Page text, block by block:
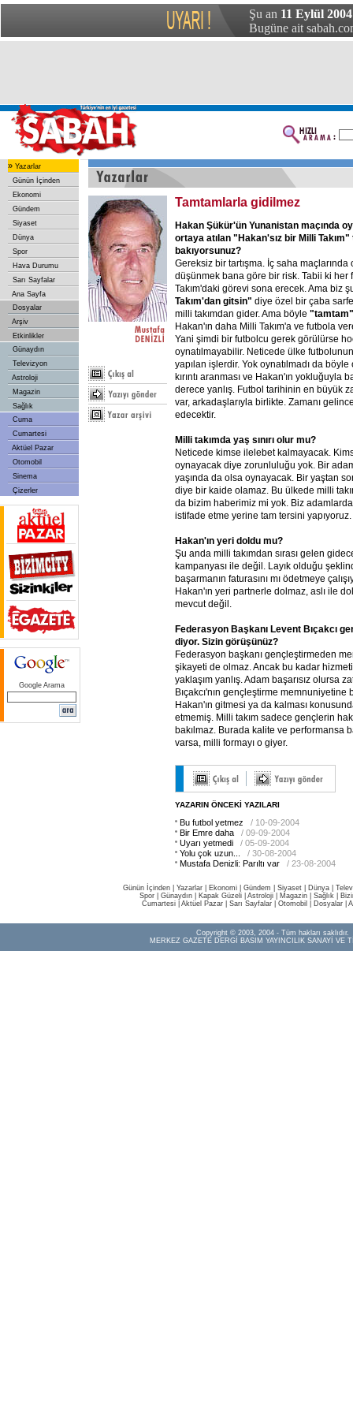
Şu an 11 Eylül
Bugüne ait
» Yazarlar
Günün İçinden
Ekonomi
Gündem
Siyaset
Dünya
Spor
Hava Durumu
Sarı Sayfalar
Ana Sayfa
Dosyalar
Arşiv
Etkinlikler
Günaydın
Televizyon
Astroloji
Magazin
Sağlık
Cuma
Cumartesi
Aktüel Pazar
Otomobil
Sinema
Çizerler
Google Arama
Tamtamlarla gidilmez
Hakan Şükür'ün Yunanistan maçında
ortaya atılan "Hakan'sız bir Milli Takım"
bakıyorsunuz?
Gereksiz bir tartışma. İç saha
düşünmek bana göre bir risk. Tabii ki her
Takım'daki görevi sona erecek. Ama biz
Takım'dan gitsin" diye özel bir çaba
milli takımdan gider. Ama böyle "tamtam"
Hakan'ın daha Milli Takım'a ve futbola
Yani şimdi bir futbolcu gerek görülürse
oynatılmayabilir. Neticede ülke futbolunun
yapılan işlerdir. Yok oynatılmadı da
kırıntı aranması ve Hakan'ın yokluğuyla
derece yanlış. Futbol tarihinin en büyük
var, arkadaşlarıyla birlikte. Zamanı
edecektir.
Milli takımda yaş sınırı olur mu?
Neticede kimse ilelebet kalmayacak.
oynayacak diye zorunluluğu yok. Bir
yaşında da olsa oynayacak. Bir yaştan
diye bir kaide olamaz. Bu ülkede milli
da bizim haberimiz mi yok. Biz
istifade etme yerine tam tersini yapıyoruz.
Hakan'ın yeri doldu mu?
Şu anda milli takımdan sırası gelen
kampanyası ile değil. Layık olduğu
başarmanın faturasını mı ödetmeye
Hakan'ın yeri partnerle dolmaz, aslı ile
mevcut değil.
Federasyon Başkanı Levent Bıçakcı
diyor. Sizin görüşünüz?
Federasyon başkanı gençleştirmeden
şikayeti de olmaz. Ancak bu kadar
yaklaşım yanlış. Adam başarısız olursa
Bıçakcı'nın gençleştirme memnuniyetine
Hakan'ın gitmesi ya da kalması
etmemiş. Milli takım sadece gençlerin
bakılmaz. Burada kalite ve performansa
varsa, milli formayı o giyer.
YAZARIN ÖNCEKİ YAZILARI
Bu futbol yetmez
/ 10-09-2004
Bir Emre daha
/ 09-09-2004
Uyarı yetmedi
/ 05-09-2004
Yolu çok uzun...
/ 30-08-2004
Mustafa Denizli: Parıltı var
/ 23-08-2004
Günün İçinden Yazarlar Ekonomi Gündem Siyaset Dünya |
Spor
Günaydın Kapak Güzeli Astroloji Magazin Sağlık
Cumartesi| Aktüel Pazar| Sarı Sayfalar| Otomobil Dosyalar|
Copyright © 2003, 2004 - Tüm hakları saklıdır.
MERKEZ GAZETE DERGİ BASIM YAYINCILIK SANAYİ VE